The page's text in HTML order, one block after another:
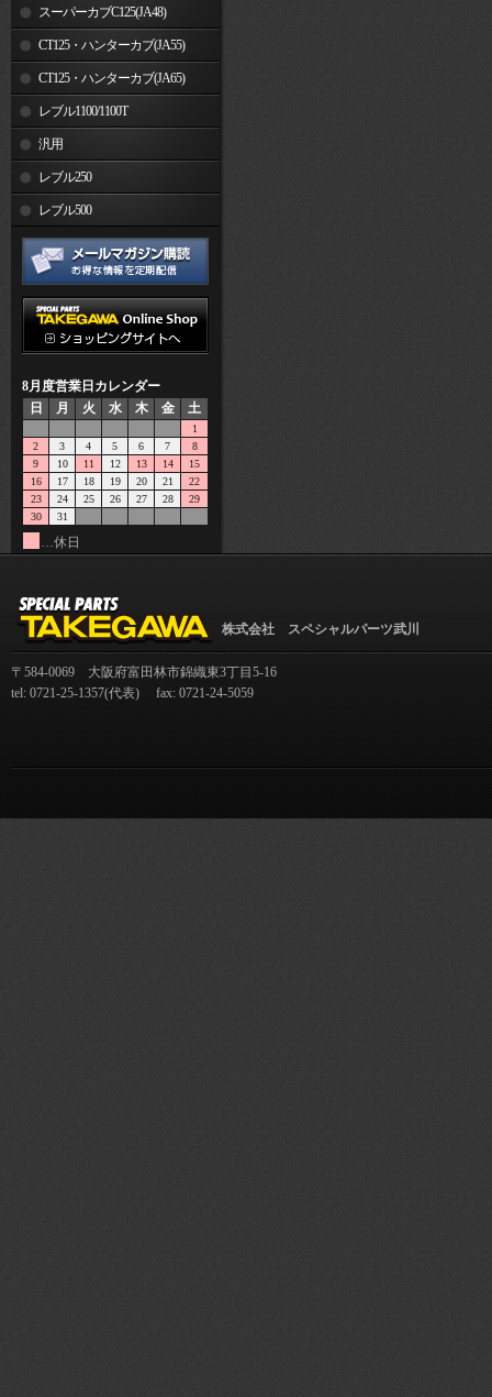
スーパーカブC125(JA48)
CT125・ハンターカブ(JA55)
CT125・ハンターカブ(JA65)
レブル1100/1100T
汎用
レブル250
レブル500
8月度営業日カレンダー
日
月 火 水 木 金 土
1
2
3 4 5 6 7
8
9
10 11 12 13 14
15
16
17 18 19 20 21
22
23
24 25 26 27 28
29
30
31
…休日
株式会社 スペシャルパーツ武川
〒584-0069 大阪府富田林市錦織東3丁目5-16
tel: 0721-25-1357(代表) fax: 0721-24-5059